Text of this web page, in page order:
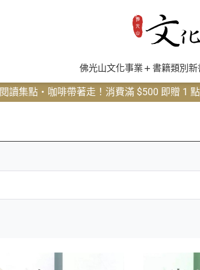
佛光山文化事業 書籍類別 新
閱讀集點・咖啡帶著走！消費滿 $500 即贈 1